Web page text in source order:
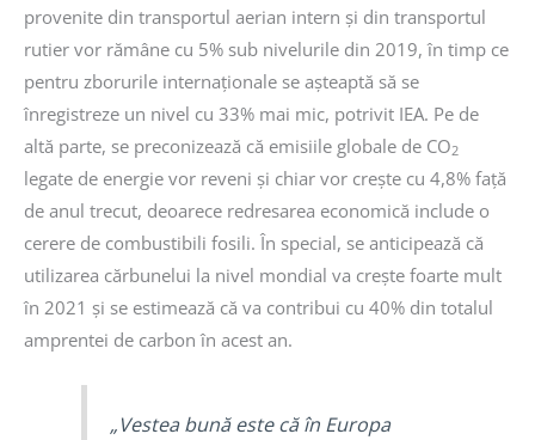
provenite din transportul aerian intern și din transportul
rutier vor rămâne cu 5% sub nivelurile din 2019, în timp ce
pentru zborurile internaționale se așteaptă să se
înregistreze un nivel cu 33% mai mic, potrivit IEA. Pe de
altă parte, se preconizează că emisiile globale de CO2
legate de energie vor reveni și chiar vor crește cu 4,8% față
de anul trecut, deoarece redresarea economică include o
cerere de combustibili fosili. În special, se anticipează că
utilizarea cărbunelui la nivel mondial va crește foarte mult
în 2021 și se estimează că va contribui cu 40% din totalul
amprentei de carbon în acest an.
„Vestea bună este că în Europa